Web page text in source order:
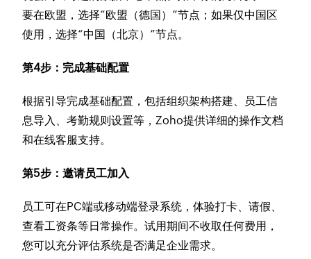
要在欧盟，选择“欧盟（德国）”节点；如果仅中国区
使用，选择“中国（北京）”节点。
第4步：完成基础配置
根据引导完成基础配置，包括组织架构搭建、员工信
息导入、考勤规则设置等，Zoho提供详细的操作文档
和在线客服支持。
第5步：邀请员工加入
员工可在PC端或移动端登录系统，体验打卡、请假、
查看工资条等日常操作。试用期间不收取任何费用，
您可以充分评估系统是否满足企业需求。